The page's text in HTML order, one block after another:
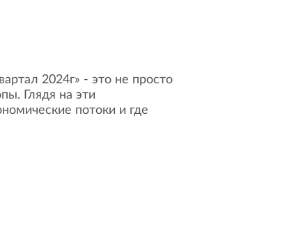
Глядя на эти
потоки и где